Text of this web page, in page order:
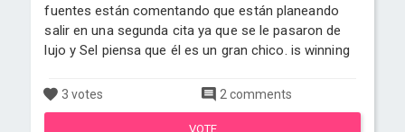
fuentes están comentando que están planeando
salir en una segunda cita ya que se le pasaron de
lujo y Sel piensa que él es un gran chico. is winning
3 votes 2 comments
VOTE